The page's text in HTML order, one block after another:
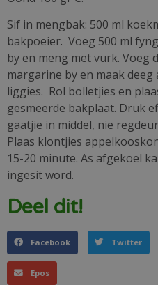
Sif in mengbak: 500 ml
bakpoeier. Voeg 500 ml
by en meng met vurk. Voeg
margarine by en maak deeg
liggies. Rol bolletjies en
gesmeerde bakplaat. Druk
gaatjie in middel, nie
Plaas klontjies
15-20 minute. As afgekoel
ingesit word.
Deel dit!
Facebook Twitter
Epos